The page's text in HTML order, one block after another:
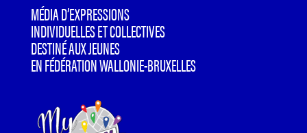
MÉDIA D’EXPRESSIONS
INDIVIDUELLES ET COLLECTIVES
DESTINÉ AUX JEUNES
EN FÉDÉRATION WALLONIE-BRUXELLES